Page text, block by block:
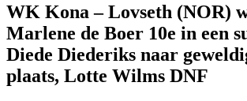
WK Kona – Lovseth (NOR)
Marlene de Boer 10e in een
Diede Diederiks naar
plaats, Lotte Wilms DNF